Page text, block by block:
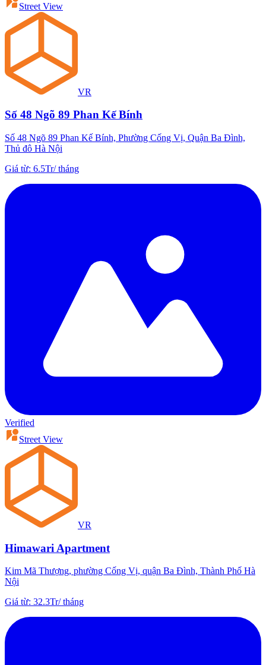
Street View
VR
Số 48 Ngõ 89 Phan Kế Bính
Số 48 Ngõ 89 Phan Kế Bính, Phường Cống Vị, Quận Ba Đình,
Thủ đô Hà Nội
Giá từ: 6.5Tr/tháng
Verified
Street View
VR
Himawari Apartment
Kim Mã Thượng, phường Cống Vị, quận Ba Đình, Thành Phố Hà
Nội
Giá từ: 32.3Tr/tháng